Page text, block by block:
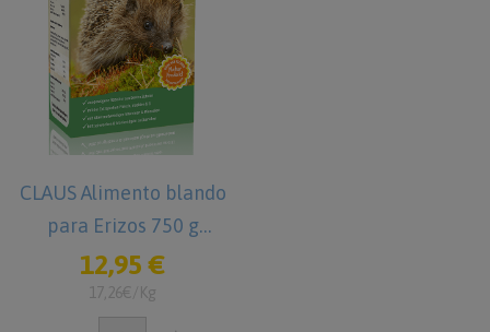
CLAUS Alimento blando
para Erizos 750 g
Comida para Erizos
12,95 €
17,26€/Kg